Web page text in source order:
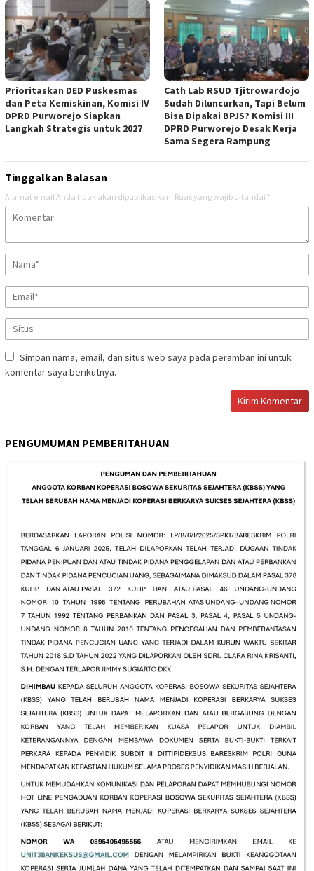
‎Prioritaskan DED Puskesmas
dan Peta Kemiskinan, Komisi IV
DPRD Purworejo Siapkan
Langkah Strategis untuk 2027 ‎
‎Cath Lab RSUD Tjitrowardojo
Sudah Diluncurkan, Tapi Belum
Bisa Dipakai BPJS? Komisi III
DPRD Purworejo Desak Kerja
Sama Segera Rampung
Tinggalkan Balasan
Alamat email Anda tidak akan dipublikasikan. Ruas yang wajib ditandai *
Simpan nama, email, dan situs web saya pada peramban ini untuk
komentar saya berikutnya.
PENGUMUMAN PEMBERITAHUAN